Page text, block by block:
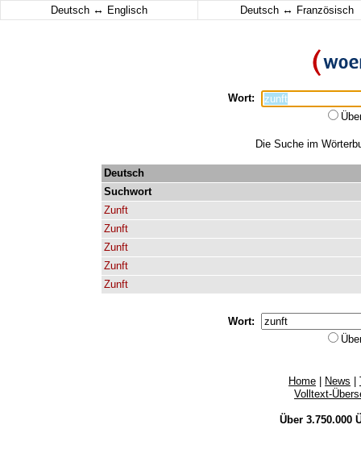
Deutsch ↔ Englisch Deutsch ↔ Französisch
Wort:
Die Suche im
Deutsch
Suchwort
Zunft
Zunft
Zunft
Zunft
Zunft
Wort:
Home News
Volltext-
Über 3.750.000